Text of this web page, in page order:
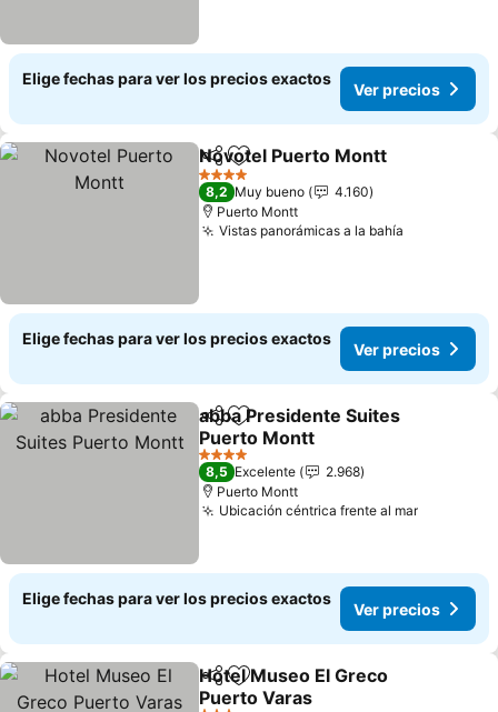
Elige fechas para ver los precios exactos
Ver precios
CompartirAgregar a favoritos
Novotel Puerto Montt
4 Estrellas
8,2 Muy bueno
4.160
Puerto Montt
Vistas panorámicas a la bahía
Elige fechas para ver los precios exactos
Ver precios
CompartirAgregar a favoritos
abba Presidente Suites
Puerto Montt
4 Estrellas
8,5 Excelente
2.968
Puerto Montt
Ubicación céntrica frente al mar
Elige fechas para ver los precios exactos
Ver precios
CompartirAgregar a favoritos
Hotel Museo El Greco
Puerto Varas